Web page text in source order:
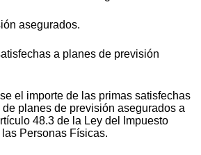
asegurados.
a planes de previsión
el importe de las primas satisfechas
planes de previsión asegurados a
48.3 de la Ley del Impuesto
Personas Físicas.